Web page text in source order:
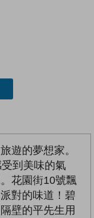
遊的夢想家。
到美味的氣
花園街10號飄
對的味道！碧
壁的平先生用